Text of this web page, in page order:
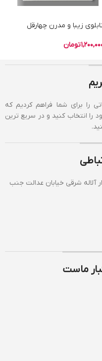
زیبا و مدرن چهارقل
تومان
را برای شما فراهم کردیم که
را انتخاب کنید و در سریع ترین
آلاله شرقی خیابان عدالت جنب
ماست